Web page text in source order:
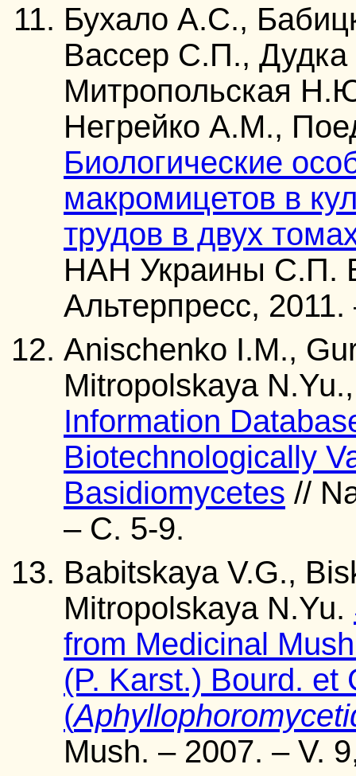
Бухало А.С.,
Вассер С.П.,
Митропольская
Негрейко А.М.,
Биологические
макромицетов в
трудов в двух
НАН Украины С.П.
Альтерпресс, 2011.
Anischenko I.M.,
Mitropolskaya
Information
Biotechnologically
Basidiomycetes //
– С. 5-9.
Babitskaya V.G.,
Mitropolskaya N.Yu.
from Medicinal
(P. Karst.) Bourd. et
(
Mush. – 2007. – V.